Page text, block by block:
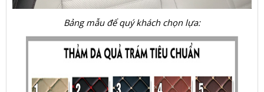
Bảng mẫu để quý khách chọn lựa: